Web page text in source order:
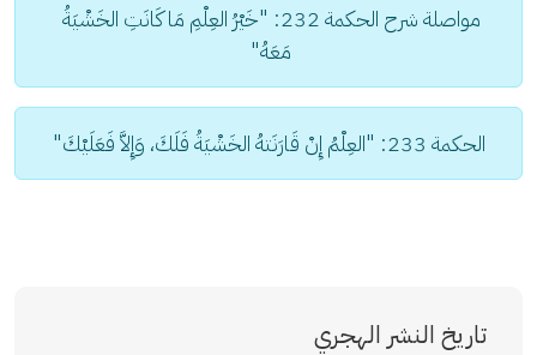
مواصلة شرح الحكمة 232: "خَيْرُ العِلْمِ مَا كَانَتِ الخَشْيَةُ
مَعَهُ"
الحكمة 233: "العِلْمُ إِنْ قَارَنَتهُ الخَشْيَةُ فَلَكَ، وَإِلاَّ فَعَلَيْكَ"
تاريخ النشر الهجري